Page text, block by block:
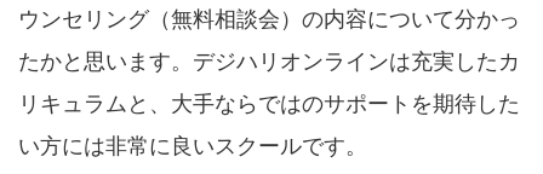
ウンセリング（無料相談会）の内容について分かっ
たかと思います。デジハリオンラインは充実したカ
リキュラムと、大手ならではのサポートを期待した
い方には非常に良いスクールです。